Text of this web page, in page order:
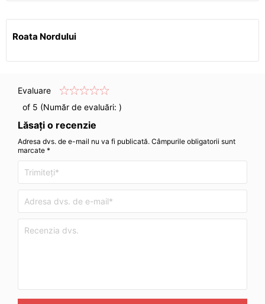
Roata Nordului
Evaluare
of 5 (Număr de evaluări: )
Lăsați o recenzie
Adresa dvs. de e-mail nu va fi publicată. Câmpurile obligatorii sunt
marcate *